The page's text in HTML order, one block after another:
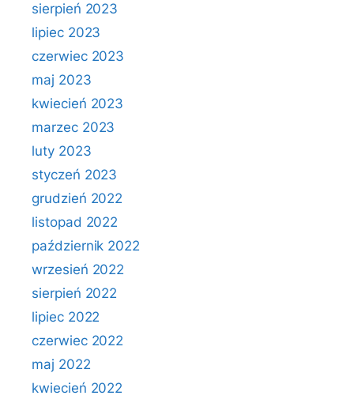
sierpień 2023
lipiec 2023
czerwiec 2023
maj 2023
kwiecień 2023
marzec 2023
luty 2023
styczeń 2023
grudzień 2022
listopad 2022
październik 2022
wrzesień 2022
sierpień 2022
lipiec 2022
czerwiec 2022
maj 2022
kwiecień 2022